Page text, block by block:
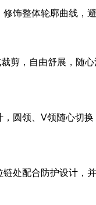
饰整体轮廓曲线，避
剪，自由舒展，随
圆领、V领随心切
处配合防护设计，